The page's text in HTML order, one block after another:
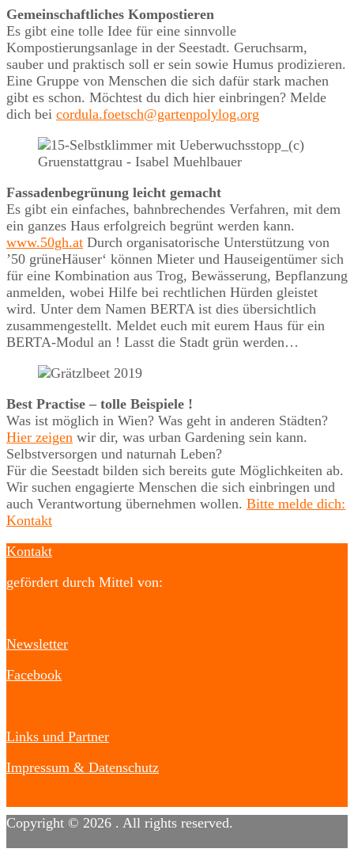
Gemeinschaftliches Kompostieren
Es gibt eine tolle Idee für eine sinnvolle
Kompostierungsanlage in der Seestadt. Geruchsarm,
sauber und praktisch soll er sein sowie Humus prodizieren.
Eine Gruppe von Menschen die sich dafür stark machen
gibt es schon. Möchtest du dich hier einbringen? Melde
dich bei cordula.foetsch@gartenpolylog.org
Fassadenbegrünung leicht gemacht
Es gibt ein einfaches, bahnbrechendes Verfahren, mit dem
ein ganzes Haus erfolgreich begrünt werden kann.
www.50gh.at Durch organisatorische Unterstützung von
’50 grüneHäuser‘ können Mieter und Hauseigentümer sich
für eine Kombination aus Trog, Bewässerung, Bepflanzung
anmelden, wobei Hilfe bei rechtlichen Hürden gleistet
wird. Unter dem Namen BERTA ist dies übersichtlich
zusammengestellt. Meldet euch mit eurem Haus für ein
BERTA-Modul an ! Lasst die Stadt grün werden…
Best Practise – tolle Beispiele !
Was ist möglich in Wien? Was geht in anderen Städten?
Hier zeigen wir dir, was urban Gardening sein kann.
Selbstversorgen und naturnah Leben?
Für die Seestadt bilden sich bereits gute Möglichkeiten ab.
Wir suchen engagierte Menschen die sich einbringen und
auch Verantwortung übernehmen wollen. Bitte melde dich:
Kontakt
Kontakt
gefördert durch Mittel von:
Newsletter
Facebook
Links und Partner
Impressum & Datenschutz
Copyright © 2026 . All rights reserved.